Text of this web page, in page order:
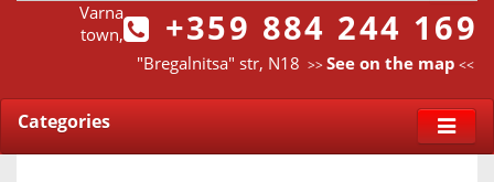
+359 884 244 169
Varna
town,
"Bregalnitsa" str, N18 >>See on the map <<
Categories